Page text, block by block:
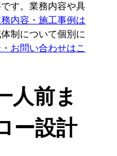
す。業務内容や具
内容・施工事例は
制について個別に
お問い合わせはこ
人前ま
ー設計